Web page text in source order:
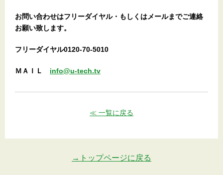
お問い合わせはフリーダイヤル・もしくはメールまでご連絡
お願い致します。
フリーダイヤル0120-70-5010
ＭＡＩＬ info@u-tech.tv
≪ 一覧に戻る
→トップページに戻る